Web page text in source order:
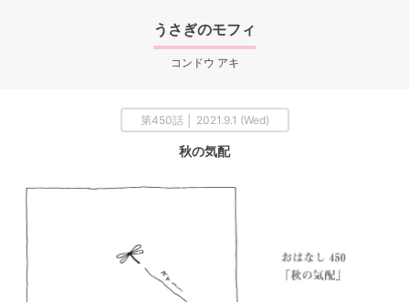
うさぎのモフィ
コンドウ アキ
第450話 │ 2021.9.1 (Wed)
秋の気配